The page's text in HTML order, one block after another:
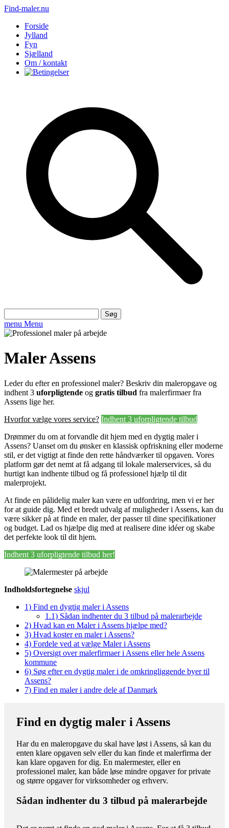
Find-maler.nu
Forside
Jylland
Fyn
Sjælland
Om / kontakt
efter:
menu Menu
Maler Assens
Leder du efter en professionel maler? Beskriv din maleropgave og
indhent 3 uforpligtende og gratis tilbud fra malerfirmaer fra
Assens lige her.
Hvorfor vælge vores service? Indhent 3 uforpligtende tilbud
Drømmer du om at forvandle dit hjem med en dygtig maler i
Assens? Uanset om du ønsker en klassisk opfriskning eller moderne
stil, er det vigtigt at finde den rette håndværker til opgaven. Vores
platform gør det nemt at få adgang til lokale malerservices, så du
hurtigt kan indhente tilbud og få professionel hjælp til dit
malerprojekt.
At finde en pålidelig maler kan være en udfordring, men vi er her
for at guide dig. Med et bredt udvalg af muligheder i Assens, kan du
være sikker på at finde en maler, der passer til dine specifikationer
og budget. Lad os hjælpe dig med at realisere dine idéer og skabe
det perfekte look til dit hjem.
Indhent 3 uforpligtende tilbud her!
Indholdsfortegnelse skjul
1) Find en dygtig maler i Assens
1.1) Sådan indhenter du 3 tilbud på malerarbejde
2) Hvad kan en Maler i Assens hjælpe med?
3) Hvad koster en maler i Assens?
4) Fordele ved at vælge Maler i Assens
5) Oversigt over malerfirmaer i Assens eller hele Assens
kommune
6) Søg efter en dygtig maler i de omkringliggende byer til
Assens?
7) Find en maler i andre dele af Danmark
Find en dygtig maler i Assens
Har du en maleropgave du skal have løst i Assens, så kan du
enten klare opgaven selv eller du kan finde et malerfirma der
kan klare opgaven for dig. En malermester, eller en
professionel maler, kan både løse mindre opgaver for private
og større opgaver for virksomheder og erhverv.
Sådan indhenter du 3 tilbud på malerarbejde